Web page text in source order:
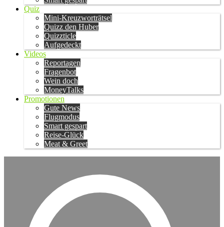
Quiz
Mini-Kreuzworträtsel
Quizz den Huber
Quizzticle
Aufgedeckt
Videos
Reportagen
Fragenbot
Wein doch
MoneyTalks
Promotionen
Gute News
Flugmodus
Smart gespart
Reise-Glück
Meat & Greet